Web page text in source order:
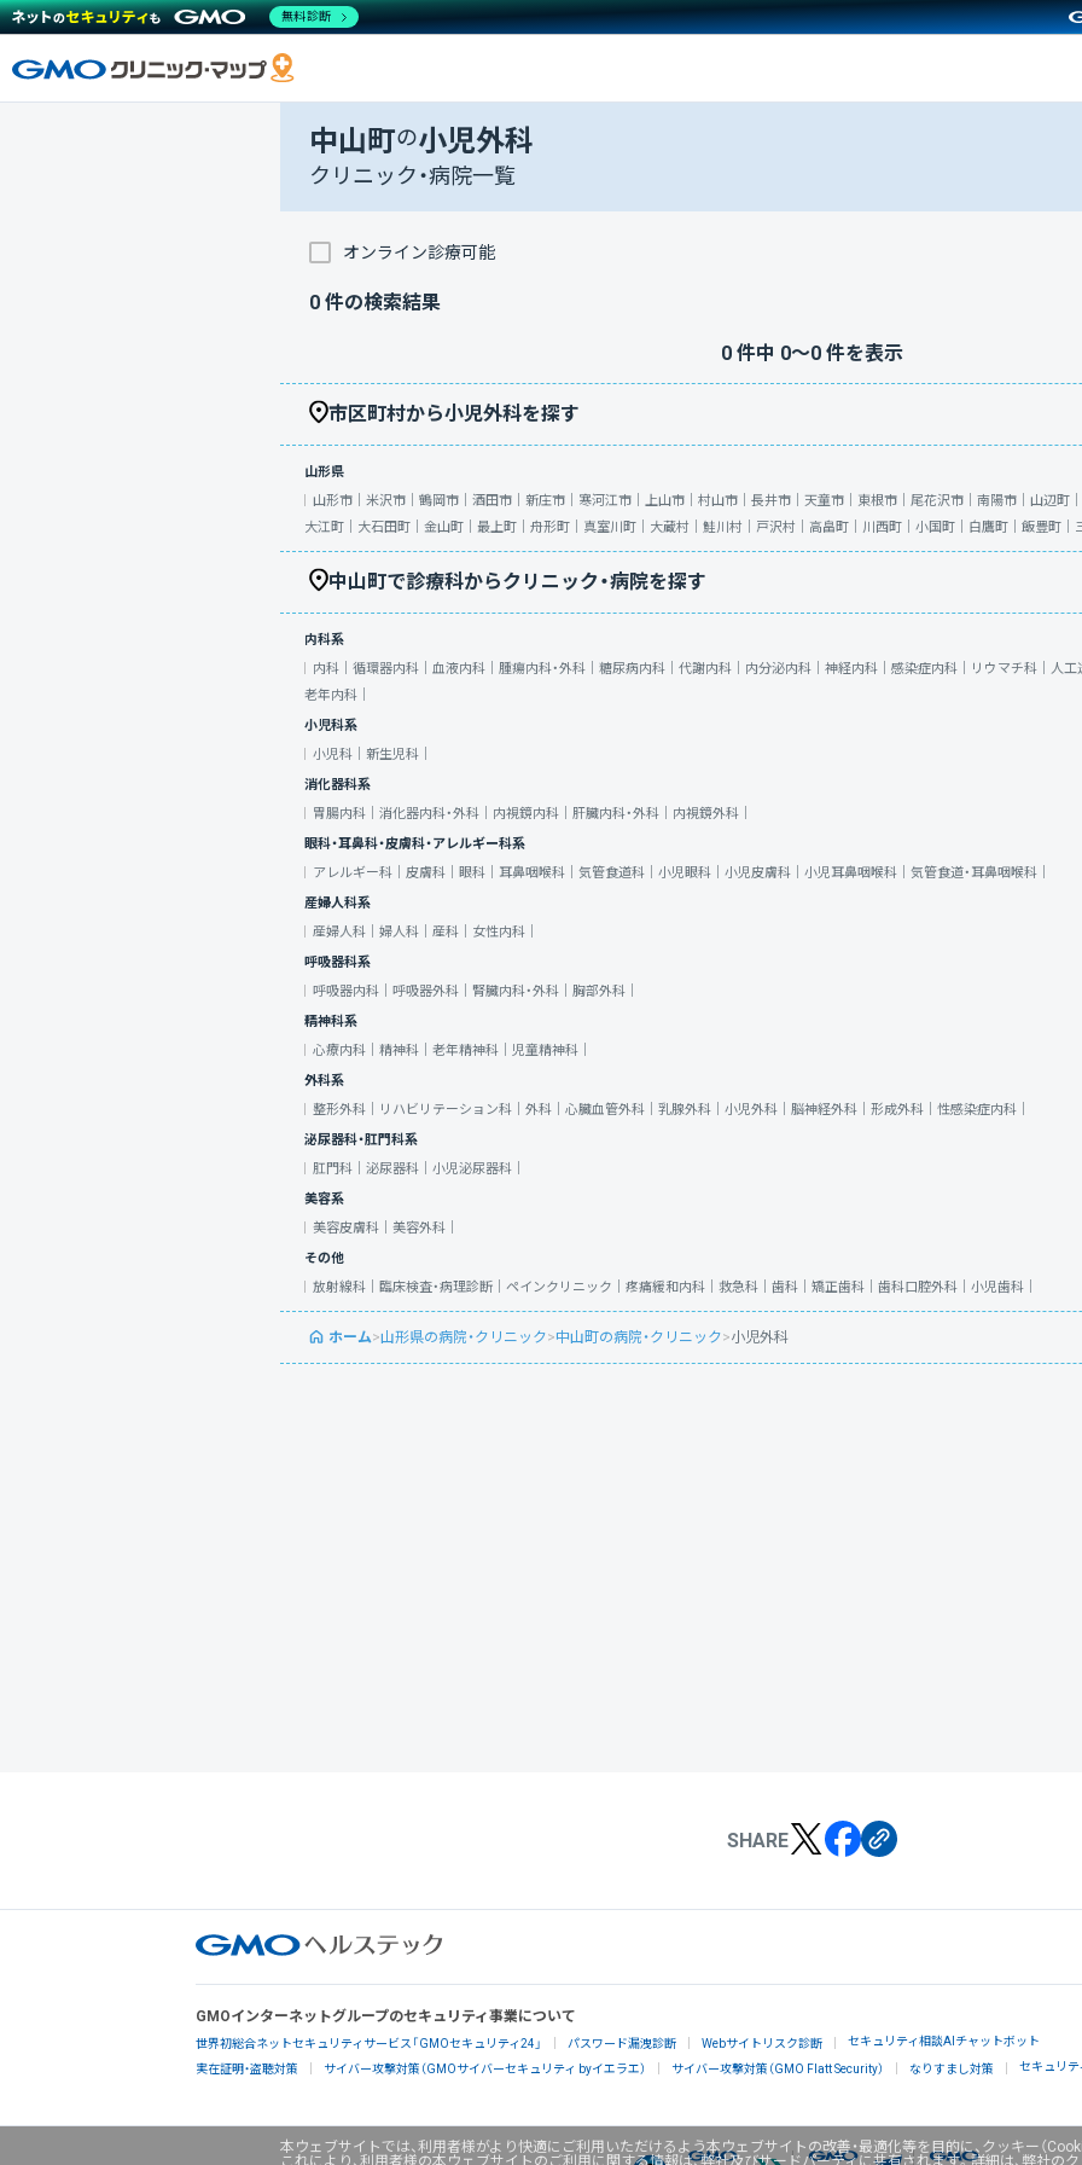
本ウェブサイトでは、利用者様がより快適にご利用いただけるよう本ウェブサイトの改善・最適化等を目的に、クッキー（
これにより、利用者様の本ウェブサイトのご利用に関する情報は、弊社及びサードパーティに共有されます。詳細は、弊社の
中山町の小児外科
クリニック・病院一覧
オンライン診療可能
0 件の検索結果
0件中 0〜0件を表示
市区町村から小児外科を探す
山形県
山形市｜ 米沢市｜ 鶴岡市｜ 酒田市｜ 新庄市｜ 寒河江市｜ 上山市｜ 村山市｜ 長井市｜ 天童市｜ 東根市｜ 尾花沢市｜ 南陽市｜ 山辺町｜
大江町｜ 大石田町｜ 金山町｜ 最上町｜ 舟形町｜ 真室川町｜ 大蔵村｜ 鮭川村｜ 戸沢村｜ 高畠町｜ 川西町｜ 小国町｜ 白鷹町｜ 飯豊町｜
中山町で診療科からクリニック・病院を探す
内科系
内科｜ 循環器内科｜ 血液内科｜ 腫瘍内科・外科｜ 糖尿病内科｜ 代謝内科｜ 内分泌内科｜ 神経内科｜ 感染症内科｜ リウマチ科｜ 人工
老年内科｜
小児科系
小児科｜ 新生児科｜
消化器科系
胃腸内科｜ 消化器内科・外科｜ 内視鏡内科｜ 肝臓内科・外科｜ 内視鏡外科｜
眼科・耳鼻科・皮膚科・アレルギー科系
アレルギー科｜ 皮膚科｜ 眼科｜ 耳鼻咽喉科｜ 気管食道科｜ 小児眼科｜ 小児皮膚科｜ 小児耳鼻咽喉科｜ 気管食道・耳鼻咽喉科｜
産婦人科系
産婦人科｜ 婦人科｜ 産科｜ 女性内科｜
呼吸器科系
呼吸器内科｜ 呼吸器外科｜ 腎臓内科・外科｜ 胸部外科｜
精神科系
心療内科｜ 精神科｜ 老年精神科｜ 児童精神科｜
外科系
整形外科｜
リハビリテーション科｜ 外科｜ 心臓血管外科｜ 乳腺外科｜ 小児外科｜ 脳神経外科｜ 形成外科｜ 性感染症内科｜
泌尿器科・肛門科系
肛門科｜ 泌尿器科｜ 小児泌尿器科｜
美容系
美容皮膚科｜ 美容外科｜
その他
放射線科｜ 臨床検査・病理診断｜ ペインクリニック｜ 疼痛緩和内科｜ 救急科｜ 歯科｜ 矯正歯科｜ 歯科口腔外科｜ 小児歯科｜
ホーム>山形県の病院・クリニック>中山町の病院・クリニック>小児外科
SHARE
GMOインターネットグループのセキュリティ事業について
世界初総合ネットセキュリティサービス「GMOセキュリティ24」 パスワード漏洩診断 Webサイトリスク診断 セキュリティ相談AIチャットボット
実在証明・盗聴対策 サイバー攻撃対策（GMOサイバーセキュリティ byイエラエ） サイバー攻撃対策（GMO Flatt Security） なりすまし対策 セキュリテ
無料診断